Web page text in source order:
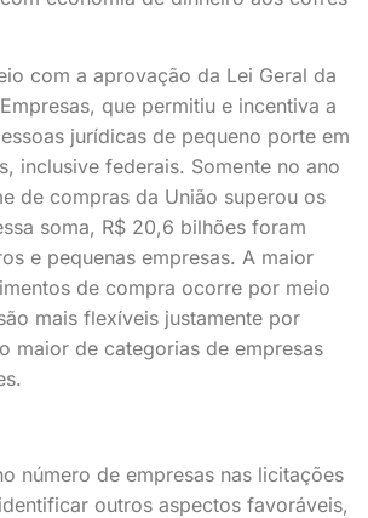
com a aprovação da Lei Geral da
que permitiu e incentiva a
jurídicas de pequeno porte em
inclusive federais. Somente no ano
de compras da União superou os
soma, R$ 20,6 bilhões foram
e pequenas empresas. A maior
de compra ocorre por meio
mais flexíveis justamente por
maior de categorias de empresas
número de empresas nas licitações
outros aspectos favoráveis,